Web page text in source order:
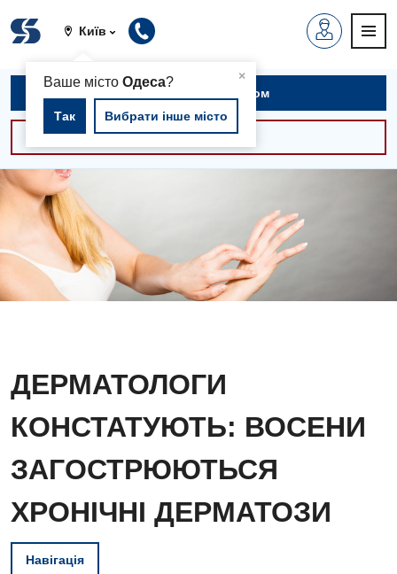
Київ
×
Ваше містоОдеса?
Так Вибрати інше місто
Записатися на прийом
Консультації -30%
ДЕРМАТОЛОГИ
КОНСТАТУЮТЬ: ВОСЕНИ
ЗАГОСТРЮЮТЬСЯ
ХРОНІЧНІ ДЕРМАТОЗИ
Навігація